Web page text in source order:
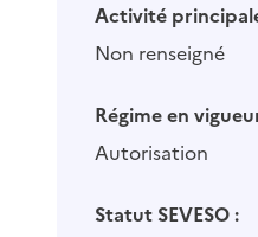
Activité
Non renseigné
Régime en
Autorisation
Statut SEVESO :